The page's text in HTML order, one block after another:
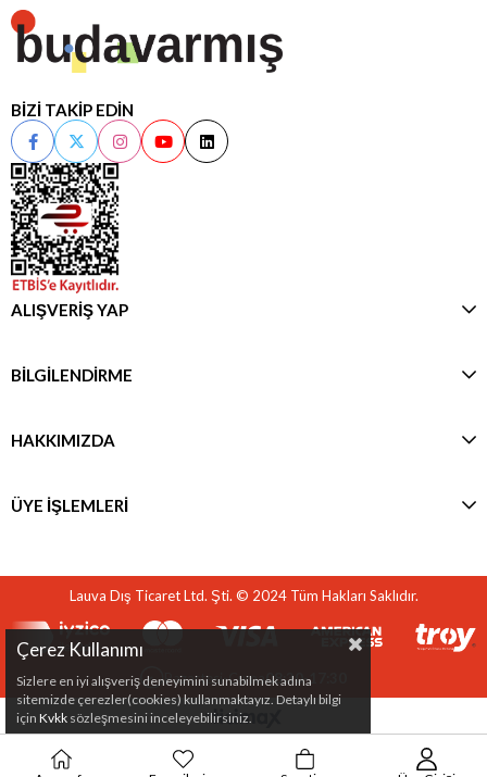
BİZİ TAKİP EDİN
ALIŞVERİŞ YAP
BİLGİLENDİRME
HAKKIMIZDA
ÜYE İŞLEMLERİ
Lauva Dış Ticaret Ltd. Şti. © 2024 Tüm Hakları Saklıdır.
Pazartesi-Cuma08:30-17:30
Çerez Kullanımı
Sizlere en iyi alışveriş deneyimini sunabilmek adına
sitemizde çerezler(cookies) kullanmaktayız. Detaylı bilgi
için Kvkk sözleşmesini inceleyebilirsiniz.